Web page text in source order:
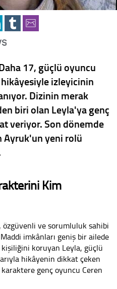
17, güçlü oyuncu
izleyicinin
Dizinin merak
biri olan Leyla'ya genç
veriyor. Son dönemde
Ayruk'un yeni rolü
Kim
özgüvenli ve sorumluluk sahibi
imkânları geniş bir ailede
koruyan Leyla, güçlü
hikâyenin dikkat çeken
genç oyuncu Ceren